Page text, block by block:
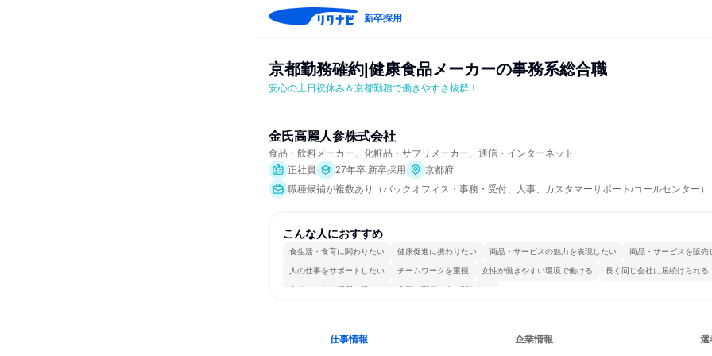
新卒採用
京都勤務確約|健康食品メーカーの事務系総合職
安心の土日祝休み＆京都勤務で働きやすさ抜群！
金氏高麗人参株式会社
食品・飲料メーカー、化粧品・サプリメーカー、通信・インターネット
正社員
27年卒 新卒採用
京都府
職種候補が複数あり（バックオフィス・事務・受付、人事、カスタマーサポート/コールセンター）
こんな人におすすめ
食生活・食育に関わりたい 健康促進に携わりたい 商品・サービスの魅力を表現したい 商品・サービスを販売
人の仕事をサポートしたい チームワークを重視 女性が働きやすい環境で働ける 長く同じ会社に居続けられる
自分の好きな場所で働ける 多様な職種の人と関われる
仕事情報 企業情報 選